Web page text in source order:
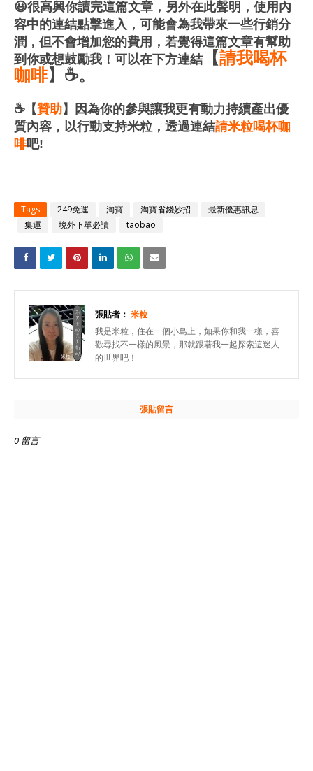
😃很高興你讀完這篇文章， 另外在此聲明，使用內
容中的連結點擊進入， 可能會為我帶來一些行銷分
潤，但不會增加您的費用， 若覺得這篇文章有幫助
到你或想鼓勵我！可以在下方連結
【請我喝杯
咖啡】☕。
☕️【贊助】因為你的參與讓我更有動力持續產出優
質內容，以行動支持米粒，透過連結請米粒喝杯咖
啡吧!
Tags 249免運 淘寶 淘寶省錢妙招
最新優惠訊息
集運
境外下單必讀 taobao
張貼者： 米粒
我是米粒，住在一個小島上，如果你和我一樣，喜
歡尋找不一樣的風景，那就跟著我一起探索這迷人
的世界吧！
張貼留言
0 留言